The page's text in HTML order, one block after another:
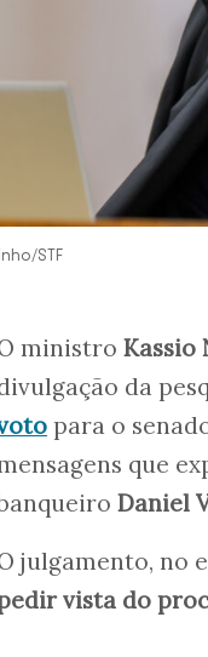
STF
ministro Kassio
da
para o
que
Daniel
julgamento, no
vista do